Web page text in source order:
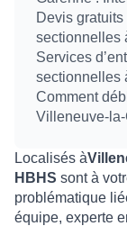
Devis
sectionnelles
Services
sectionnelles
Comment
Villeneuve-
Localisés à
HBHS sont à
problématique
équipe, experte